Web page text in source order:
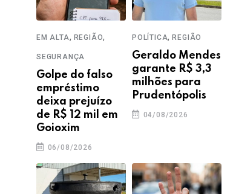
EM ALTA, REGIÃO,
SEGURANÇA
Golpe do falso
empréstimo
deixa prejuízo
de R$ 12 mil em
Goioxim
06/08/2026
POLÍTICA,REGIÃO
Geraldo Mendes
garante R$ 3,3
milhões para
Prudentópolis
04/08/2026